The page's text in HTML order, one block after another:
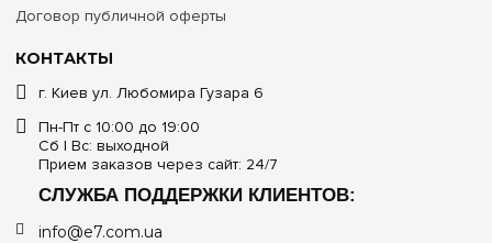
КОНТАКТЫ
г. Киев ул. Любомира Гузара 6
Пн-Пт с 10:00 до 19:00
Сб | Вс: выходной
Прием заказов через сайт: 24/7
СЛУЖБА ПОДДЕРЖКИ КЛИЕНТОВ:
info@e7.com.ua
Договор публичной оферты